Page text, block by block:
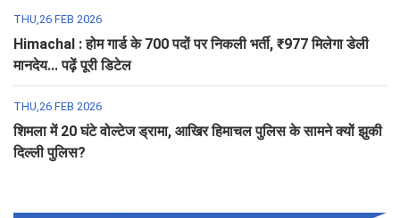
THU,26 FEB 2026
Himachal : होम गार्ड के 700 पदों पर निकली भर्ती, ₹977 मिलेगा डेली
मानदेय... पढ़ें पूरी डिटेल
THU,26 FEB 2026
शिमला में 20 घंटे वोल्टेज ड्रामा, आखिर हिमाचल पुलिस के सामने क्यों झुकी
दिल्ली पुलिस?